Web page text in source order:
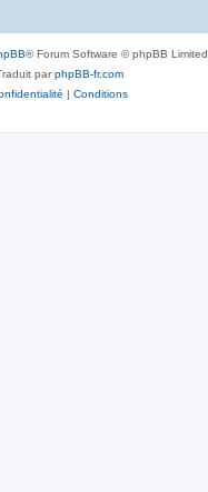
® Forum Software © phpBB Limited
parphpBB-fr.com
| Conditions